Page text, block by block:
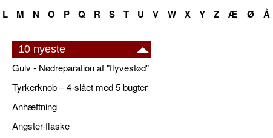
L M N O P Q R S T U V W X Y Z Æ Ø Å
10 nyeste
Gulv - Nødreparation af "flyvestød"
Tyrkerknob – 4-slået med 5 bugter
Anhæftning
Angster-flaske